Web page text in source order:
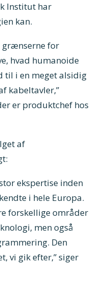
Institut har
kan.
grænserne for
hvad humanoide
til i en meget alsidig
kabeltavler,”
er produktchef hos
af
ekspertise inden
i hele Europa.
forskellige områder
men også
Den
vi gik efter,” siger